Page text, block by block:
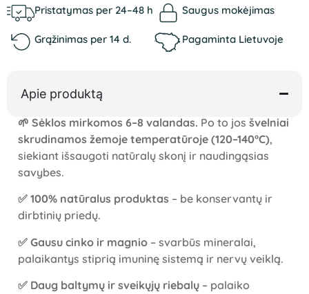
Pristatymas per 24–48 h Saugus mokėjimas
Grąžinimas per 14 d. Pagaminta Lietuvoje
Apie produktą
🌱 Sėklos mirkomos 6–8 valandas. Po to jos švelniai
skrudinamos žemoje temperatūroje (120–140°C),
siekiant išsaugoti natūralų skonį ir naudingąsias
savybes.
✅ 100% natūralus produktas – be konservantų ir
dirbtinių priedų.
✅ Gausu cinko ir magnio – svarbūs mineralai,
palaikantys stiprią imuninę sistemą ir nervų veiklą.
✅ Daug baltymų ir sveikųjų riebalų – palaiko